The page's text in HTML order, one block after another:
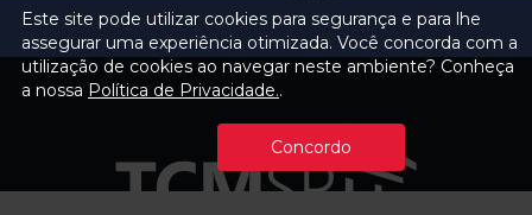
Este site pode utilizar cookies para segurança e para lhe
assegurar uma experiência otimizada. Você concorda com a
utilização de cookies ao navegar neste ambiente? Conheça
a nossa Política de Privacidade..
Concordo